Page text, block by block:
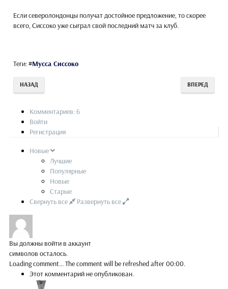
Если северолондонцы получат достойное предложение, то скорее
всего, Сиссоко уже сыграл свой последний матч за клуб.
Теги:#Мусса Сиссоко
НАЗАД ВПЕРЕД
Комментариев: 6
Войти
Регистрация
Новые
Лучшие
Популярные
Новые
Старые
Свернуть все
Развернуть все
Вы должны войти в аккаунт
символов осталось.
Loading comment...The comment will be refreshed after00:00.
Этот комментарий не опубликован.